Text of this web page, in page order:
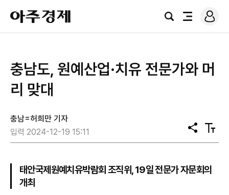
아
주
경
검
전
로
그
충남도, 원예산업·치유 전문가와 머
리 맞대
충남=허희만 기자
입력 2024-12-19 15:11
공
유
텍
스
기
태안국제원예치유박람회 조직위, 19일 전문가 자문회의
개최